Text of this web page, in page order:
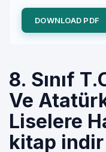
DOWNLOAD PDF
8. Sınıf
Ve
Liselere
kitap